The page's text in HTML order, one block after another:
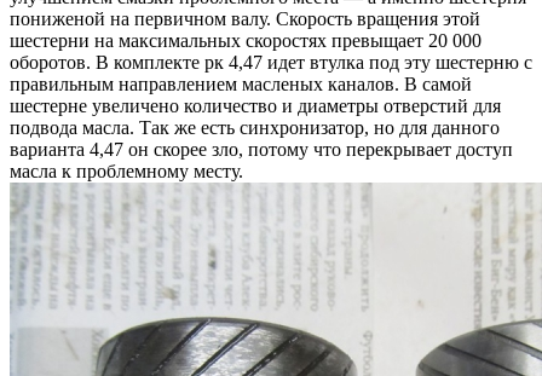
пониженой на первичном валу. Скорость вращения этой
шестерни на максимальных скоростях превыщает 20 000
оборотов. В комплекте рк 4,47 идет втулка под эту шестерню с
правильным направлением масленых каналов. В самой
шестерне увеличено количество и диаметры отверстий для
подвода масла. Так же есть синхронизатор, но для данного
варианта 4,47 он скорее зло, потому что перекрывает доступ
масла к проблемному месту.